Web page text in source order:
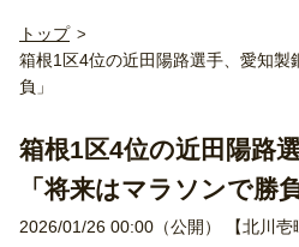
トップ >
箱根1区4位の近田陽路選手、愛知製
負」
箱根1区4位の近田陽路
「将来はマラソンで勝負
2026/01/26 00:00（公開） 【北川壱